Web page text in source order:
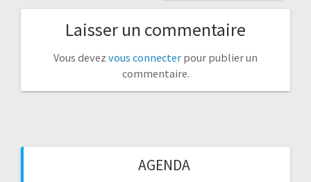
Laisser un commentaire
Vous devez vous connecter pour publier un
commentaire.
AGENDA